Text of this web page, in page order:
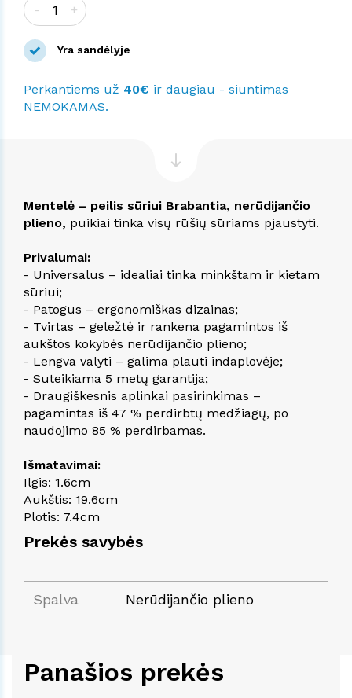
- +
Yra sandėlyje
Perkantiems už 40€ ir daugiau - siuntimas
NEMOKAMAS.
Prekės savybės
Spalva Nerūdijančio plieno
Mentelė – peilis sūriui Brabantia, nerūdijančio
plieno, puikiai tinka visų rūšių sūriams pjaustyti.
Privalumai:
- Universalus – idealiai tinka minkštam ir kietam
sūriui;
- Patogus – ergonomiškas dizainas;
- Tvirtas – geležtė ir rankena pagamintos iš
aukštos kokybės nerūdijančio plieno;
- Lengva valyti – galima plauti indaplovėje;
- Suteikiama 5 metų garantija;
- Draugiškesnis aplinkai pasirinkimas –
pagamintas iš 47 % perdirbtų medžiagų, po
naudojimo 85 % perdirbamas.
Išmatavimai:
Ilgis: 1.6cm
Aukštis: 19.6cm
Plotis: 7.4cm
Panašios prekės